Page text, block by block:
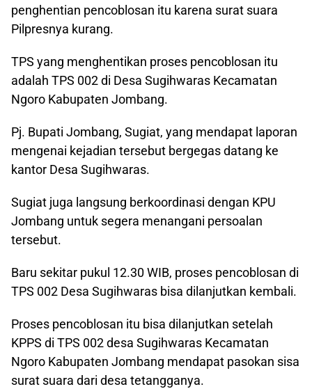
penghentian pencoblosan itu karena surat suara
Pilpresnya kurang.
TPS yang menghentikan proses pencoblosan itu
adalah TPS 002 di Desa Sugihwaras Kecamatan
Ngoro Kabupaten Jombang.
Pj. Bupati Jombang, Sugiat, yang mendapat laporan
mengenai kejadian tersebut bergegas datang ke
kantor Desa Sugihwaras.
Sugiat juga langsung berkoordinasi dengan KPU
Jombang untuk segera menangani persoalan
tersebut.
Baru sekitar pukul 12.30 WIB, proses pencoblosan di
TPS 002 Desa Sugihwaras bisa dilanjutkan kembali.
Proses pencoblosan itu bisa dilanjutkan setelah
KPPS di TPS 002 desa Sugihwaras Kecamatan
Ngoro Kabupaten Jombang mendapat pasokan sisa
surat suara dari desa tetangganya.